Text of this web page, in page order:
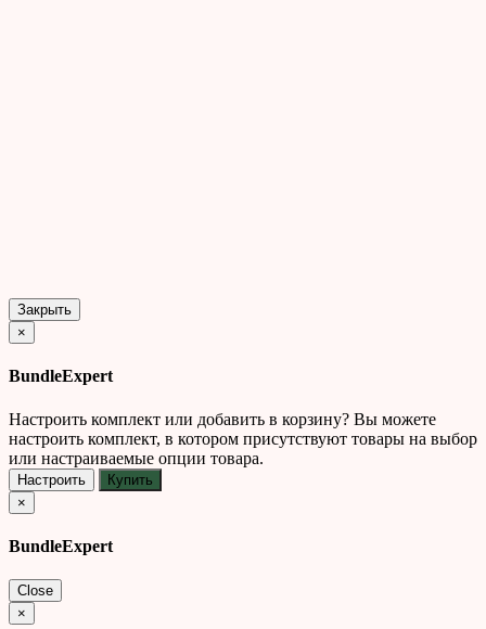
Закрыть
×
BundleExpert
Настроить комплект или добавить в корзину? Вы можете
настроить комплект, в котором присутствуют товары на выбор
или настраиваемые опции товара.
Настроить
Купить
×
BundleExpert
Close
×